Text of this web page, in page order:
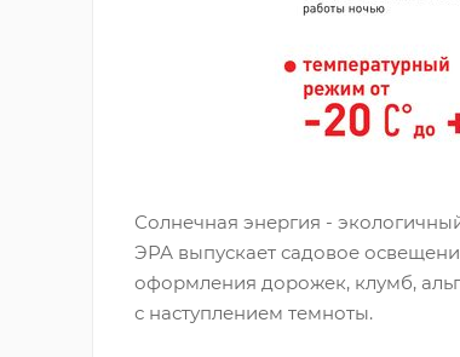
Солнечная энергия -
ЭРА выпускает садовое
оформления дорожек, клумб,
с наступлением темноты.